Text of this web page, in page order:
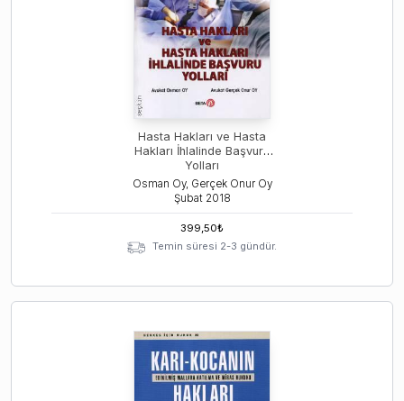
Hasta Hakları ve Hasta
Hakları İhlalinde Başvuru
Yolları
Osman Oy, Gerçek Onur Oy
Şubat 2018
399,50₺
Temin süresi 2-3 gündür.